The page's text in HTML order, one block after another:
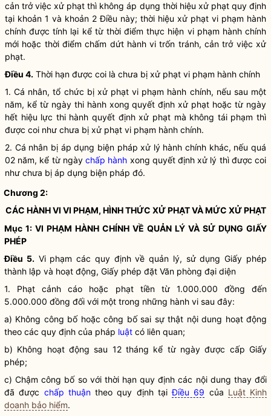
cản trở việc xử phạt thì không áp dụng thời hiệu xử phạt quy định
tại khoản 1 và khoản 2 Điều này; thời hiệu xử phạt vi phạm hành
chính được tính lại kể từ thời điểm thực hiện vi phạm hành chính
mới hoặc thời điểm chấm dứt hành vi trốn tránh, cản trở việc xử
phạt.
Điều 4. Thời hạn được coi là chưa bị xử phạt vi phạm hành chính
1. Cá nhân, tổ chức bị xử phạt vi phạm hành chính, nếu sau một
năm, kể từ ngày thi hành xong quyết định xử phạt hoặc từ ngày
hết hiệu lực thi hành quyết định xử phạt mà không tái phạm thì
được coi như chưa bị xử phạt vi phạm hành chính.
2. Cá nhân bị áp dụng biện pháp xử lý hành chính khác, nếu quá
02 năm, kể từ ngàychấp hành xong quyết định xử lý thì được coi
như chưa bị áp dụng biện pháp đó.
Chương 2:
CÁC HÀNH VI VI PHẠM, HÌNH THỨC XỬ PHẠT VÀ MỨC XỬ PHẠT
Mục 1: VI PHẠM HÀNH CHÍNH VỀ QUẢN LÝ VÀ SỬ DỤNG GIẤY
PHÉP
Điều 5.Vi phạm các quy định về quản lý, sử dụng Giấy phép
thành lập và hoạt động, Giấy phép đặt Văn phòng đại diện
1. Phạt cảnh cáo hoặc phạt tiền từ 1.000.000 đồng đến
5.000.000 đồng đối với một trong những hành vi sau đây:
a) Không công bố hoặc công bố sai sự thật nội dung hoạt động
theo các quy định của pháp luật có liên quan;
b) Không hoạt động sau 12 tháng kể từ ngày được cấp Giấy
phép;
c) Chậm công bố so với thời hạn quy định các nội dung thay đổi
đã được chấp thuậntheo quy định tạiĐiều 69 của Luật Kinh
doanh bảo hiểm.